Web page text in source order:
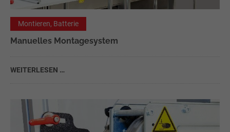
Montieren, Batterie
Manuelles Montagesystem
WEITERLESEN …